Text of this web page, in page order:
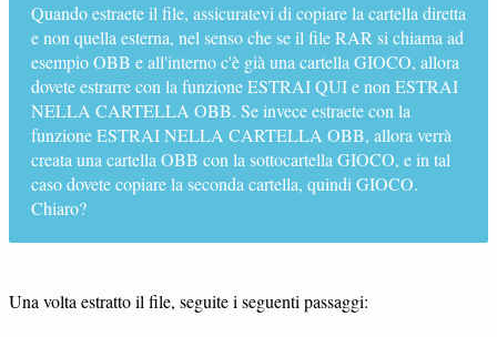
Quando estraete il file, assicuratevi di copiare la cartella diretta
e non quella esterna, nel senso che se il file RAR si chiama ad
esempio OBB e all'interno c'è già una cartella GIOCO, allora
dovete estrarre con la funzione ESTRAI QUI e non ESTRAI
NELLA CARTELLA OBB. Se invece estraete con la
funzione ESTRAI NELLA CARTELLA OBB, allora verrà
creata una cartella OBB con la sottocartella GIOCO, e in tal
caso dovete copiare la seconda cartella, quindi GIOCO.
Chiaro?
Una volta estratto il file, seguite i seguenti passaggi: